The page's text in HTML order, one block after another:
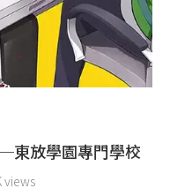
東放學園專門學校
views